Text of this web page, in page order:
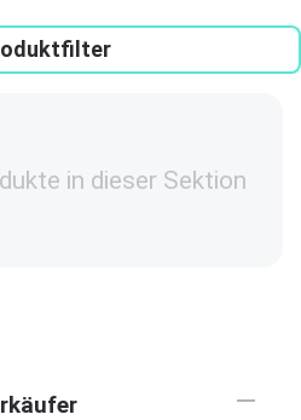
in dieser Sektion